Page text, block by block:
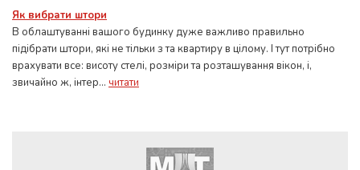
Як вибрати штори
В облаштуванні вашого будинку дуже важливо правильно
підібрати штори, які не тільки з та квартиру в цілому. І тут потрібно
врахувати все: висоту стелі, розміри та розташування вікон, і,
звичайно ж, інтер... читати